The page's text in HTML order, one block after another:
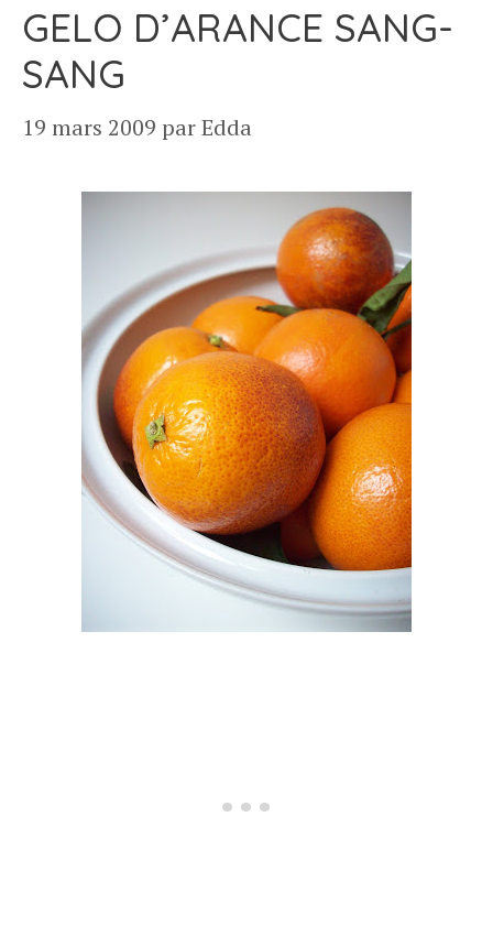
GELO D’ARANCE SANG-
SANG
19 mars 2009 parEdda